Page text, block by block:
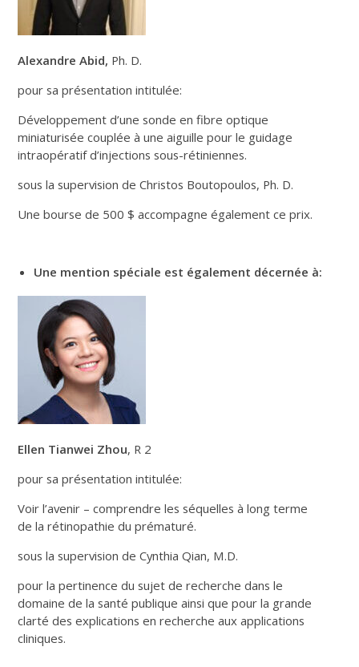
Alexandre Abid, Ph. D.
pour sa présentation intitulée:
Développement d’une sonde en fibre optique
miniaturisée couplée à une aiguille pour le guidage
intraopératif d’injections sous-rétiniennes.
sous la supervision de Christos Boutopoulos, Ph. D.
Une bourse de 500 $ accompagne également ce prix.
Une mention spéciale est également décernée à:
Ellen Tianwei Zhou, R 2
pour sa présentation intitulée:
Voir l’avenir – comprendre les séquelles à long terme
de la rétinopathie du prématuré.
sous la supervision de Cynthia Qian, M.D.
pour la pertinence du sujet de recherche dans le
domaine de la santé publique ainsi que pour la grande
clarté des explications en recherche aux applications
cliniques.